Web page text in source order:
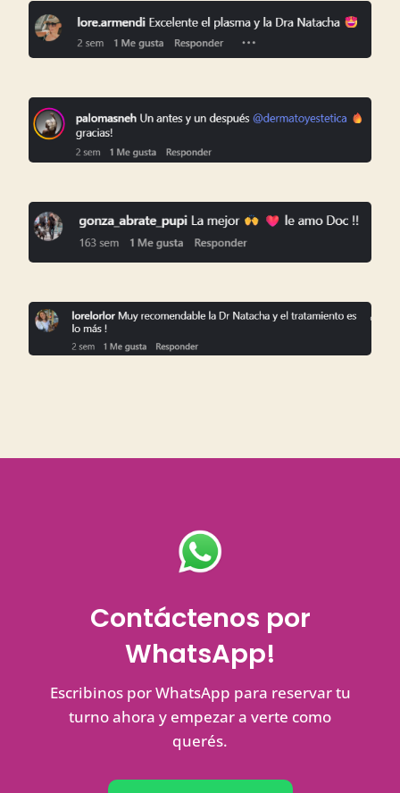
Contáctenos por
WhatsApp!
Escribinos por WhatsApp para reservar tu
turno ahora y empezar a verte como
querés.